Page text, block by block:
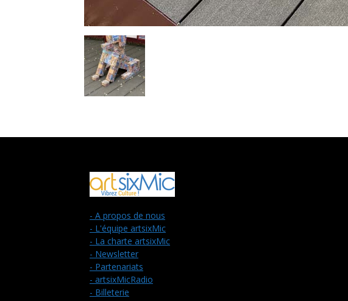
- A propos de nous
- L'équipe artsixMic
- La charte artsixMic
- Newsletter
- Partenariats
- artsixMicRadio
- Billeterie